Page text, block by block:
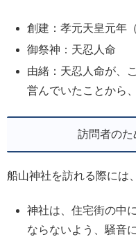
創建：孝元天皇元年
御祭神：天忍人命
由緒：天忍人命が、
営んでいたことから
訪問者の
船山神社を訪れる際には
神社は、住宅街の中
ならないよう、騒音